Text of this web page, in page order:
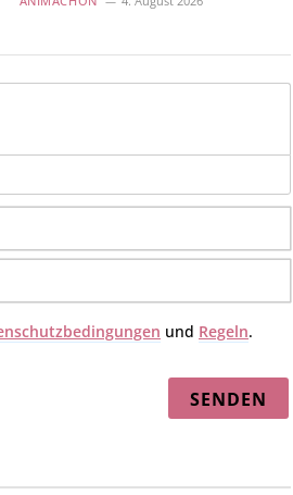
und Regeln.